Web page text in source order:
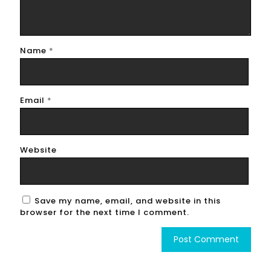
Name *
Email *
Website
Save my name, email, and website in this
browser for the next time I comment.